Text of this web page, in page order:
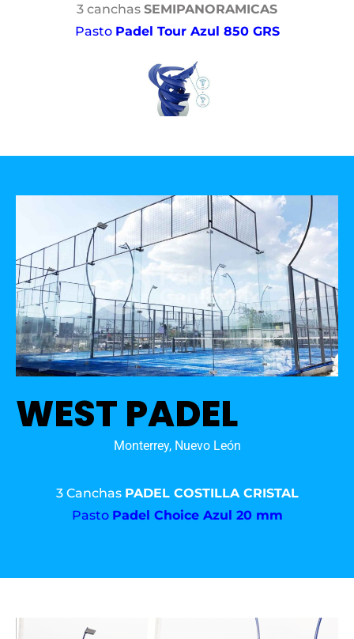
3 canchas SEMIPANORAMICAS
Pasto Padel Tour Azul 850 GRS
WEST PADEL
Monterrey, Nuevo León
3 Canchas PADEL COSTILLA CRISTAL
Pasto Padel Choice Azul 20 mm